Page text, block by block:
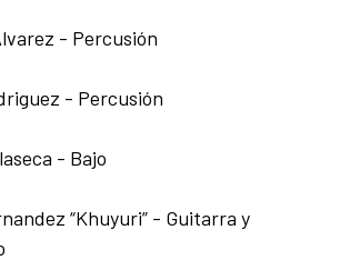
- Percusión
- Percusión
- Bajo
“Khuyuri” - Guitarra y